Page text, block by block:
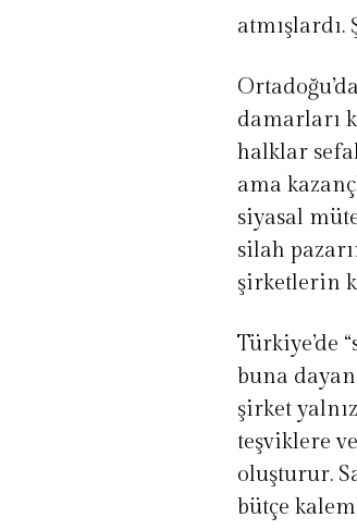
damarları
halklar
ama
siyasal
silah
şirketlerin
Türkiye’de
buna
şirket
teşviklere
oluşturur.
bütçe